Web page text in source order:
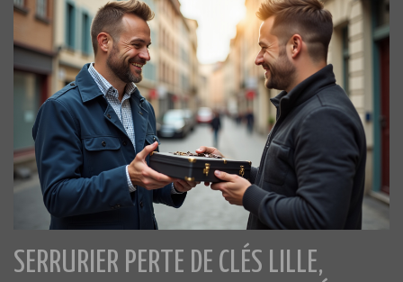
SERRURIER PERTE DE CLÉS LILLE,